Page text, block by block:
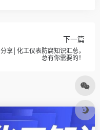
下一篇
分享│化工仪表防腐知识汇总，
总有你需要的！